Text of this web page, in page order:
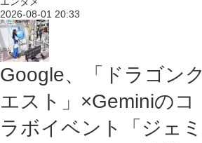
2026-08-01 20:33
Google、「ドラゴンク
エスト」×Geminiのコ
ラボイベント「ジェミ